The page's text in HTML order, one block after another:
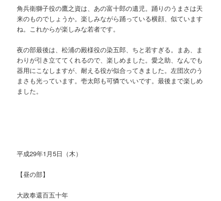
角兵衛獅子役の鷹之資は、あの富十郎の遺児。踊りのうまさは天
来のものでしょうか。楽しみながら踊っている横顔、似ています
ね。これからが楽しみな若者です。
夜の部最後は、松浦の殿様役の染五郎、ちと若すぎる。まあ、ま
わりが引き立ててくれるので、楽しめました。愛之助、なんでも
器用にこなしますが、耐える役が似合ってきました。左団次のう
まさも光っています。壱太郎も可憐でいいです。最後まで楽しめ
ました。
平成29年1月5日（木）
【昼の部】
大政奉還百五十年